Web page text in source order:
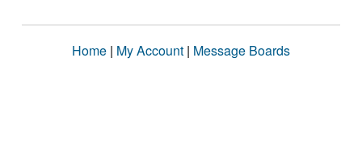
Home | My Account | Message Boards